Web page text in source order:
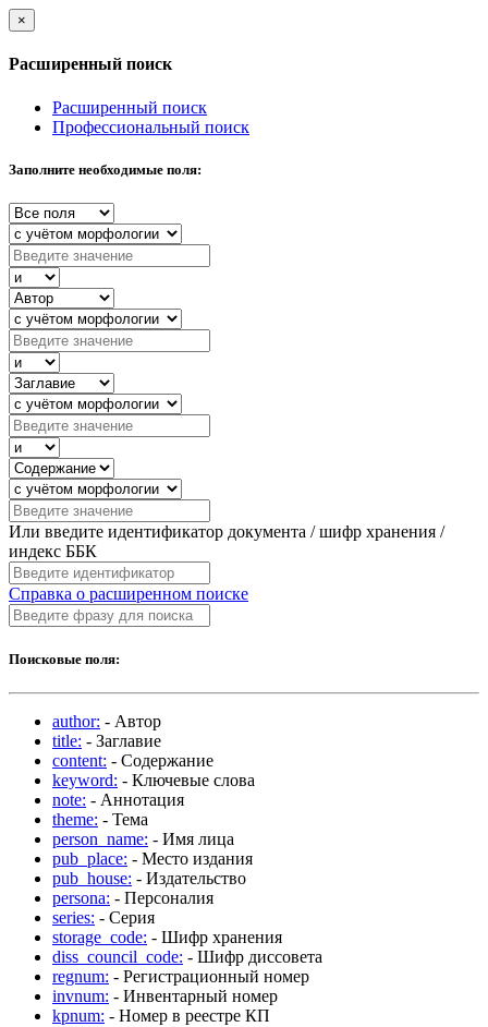
×
Расширенный поиск
Расширенный поиск
Профессиональный поиск
Заполните необходимые поля:
Или введите идентификатор документа / шифр хранения /
индекс ББК
Справка о расширенном поиске
Поисковые поля:
author: - Автор
title: - Заглавие
content: - Содержание
keyword: - Ключевые слова
note: - Аннотация
theme: - Тема
person_name: - Имя лица
pub_place: - Место издания
pub_house: - Издательство
persona: - Персоналия
series: - Серия
storage_code: - Шифр хранения
diss_council_code: - Шифр диссовета
regnum: - Регистрационный номер
invnum: - Инвентарный номер
kpnum: - Номер в реестре КП